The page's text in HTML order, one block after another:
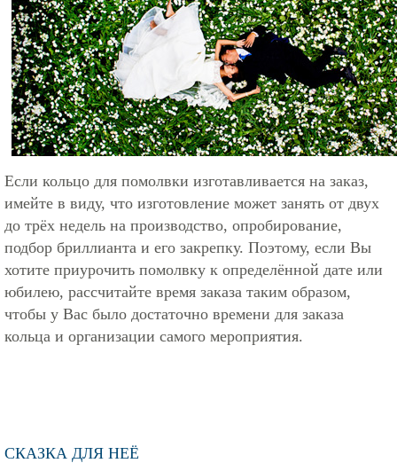
Если кольцо для помолвки изготавливается на заказ,
имейте в виду, что изготовление может занять от двух
до трёх недель на производство, опробирование,
подбор бриллианта и его закрепку. Поэтому, если Вы
хотите приурочить помолвку к определённой дате или
юбилею, рассчитайте время заказа таким образом,
чтобы у Вас было достаточно времени для заказа
кольца и организации самого мероприятия.
СКАЗКА ДЛЯ НЕЁ